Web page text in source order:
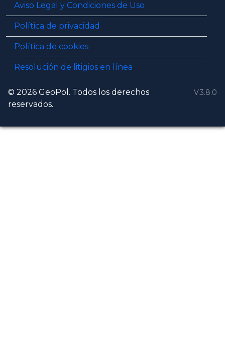
Aviso Legal y Condiciones de Uso
Política de privacidad
Política de cookies
Resolución de litigios en línea
© 2026 GeoPol. Todos los derechos
reservados.
V.3.8.0